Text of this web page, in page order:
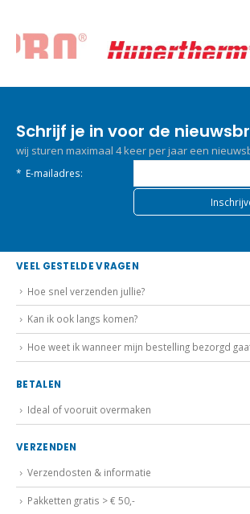
Schrijf je in voor de
wij sturen maximaal 4 keer per jaar een
* E-mailadres:
VEEL GESTELDE VRAGEN
Hoe snel verzenden jullie?
Kan ik ook langs komen?
Hoe weet ik wanneer mijn bestelling bezorgd
BETALEN
Ideal of vooruit overmaken
VERZENDEN
Verzendosten & informatie
Pakketten gratis > € 50,-